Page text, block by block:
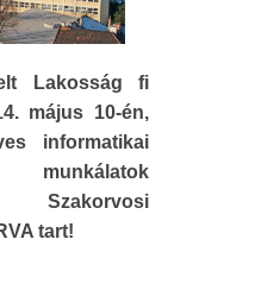
Lakosság fi
május 10-én,
informatikai
tart!